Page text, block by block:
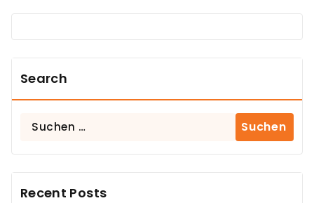
Search
Suchen
Recent Posts